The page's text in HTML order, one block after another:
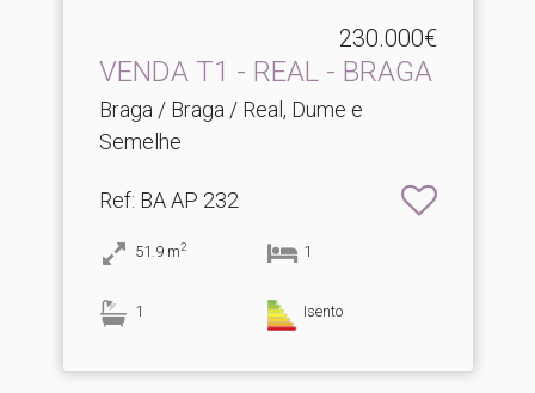
230.000€
VENDA T1 - REAL - BRAGA
Braga / Braga / Real, Dume e
Semelhe
Ref: BA AP 232
51.9 m2 1
1 Isento